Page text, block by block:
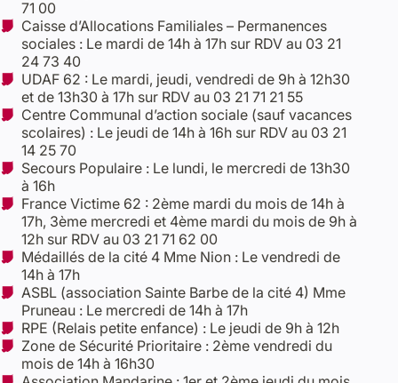
71 00​
Caisse d’Allocations Familiales – Permanences
sociales : Le mardi de 14h à 17h sur RDV au 03 21
24 73 40
UDAF 62 : Le mardi, jeudi, vendredi de 9h à 12h30
et de 13h30 à 17h sur RDV au 03 21 71 21 55
Centre Communal d’action sociale (sauf vacances
scolaires) : Le jeudi de 14h à 16h sur RDV au 03 21
14 25 70
Secours Populaire : Le lundi, le mercredi de 13h30
à 16h
France Victime 62 : 2ème mardi du mois de 14h à
17h, 3ème mercredi et 4ème mardi du mois de 9h à
12h sur RDV au 03 21 71 62 00
Médaillés de la cité 4 Mme Nion : Le vendredi de
14h à 17h
ASBL (association Sainte Barbe de la cité 4) Mme
Pruneau : Le mercredi de 14h à 17h
RPE (Relais petite enfance) : Le jeudi de 9h à 12h
Zone de Sécurité Prioritaire : 2ème vendredi du
mois de 14h à 16h30